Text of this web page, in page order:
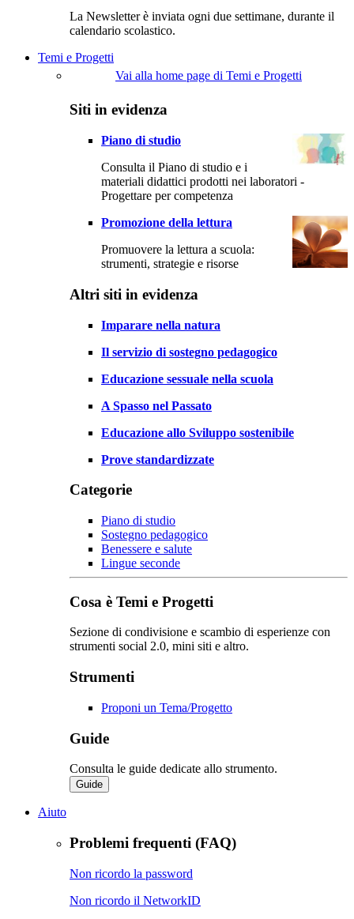
La Newsletter è inviata ogni due settimane, durante il
calendario scolastico.
Temi e Progetti
Vai alla home page di Temi e Progetti
Siti in evidenza
Piano di studio
Consulta il Piano di studio e i
materiali didattici prodotti nei laboratori -
Progettare per competenza
Promozione della lettura
Promuovere la lettura a scuola:
strumenti, strategie e risorse
Altri siti in evidenza
Imparare nella natura
Il servizio di sostegno pedagogico
Educazione sessuale nella scuola
A Spasso nel Passato
Educazione allo Sviluppo sostenibile
Prove standardizzate
Categorie
Piano di studio
Sostegno pedagogico
Benessere e salute
Lingue seconde
Cosa è Temi e Progetti
Sezione di condivisione e scambio di esperienze con
strumenti social 2.0, mini siti e altro.
Strumenti
Proponi un Tema/Progetto
Guide
Consulta le guide dedicate allo strumento.
Guide
Aiuto
Problemi frequenti (FAQ)
Non ricordo la password
Non ricordo il NetworkID